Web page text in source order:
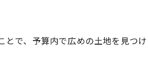
で、予算内で広めの土地を見つ